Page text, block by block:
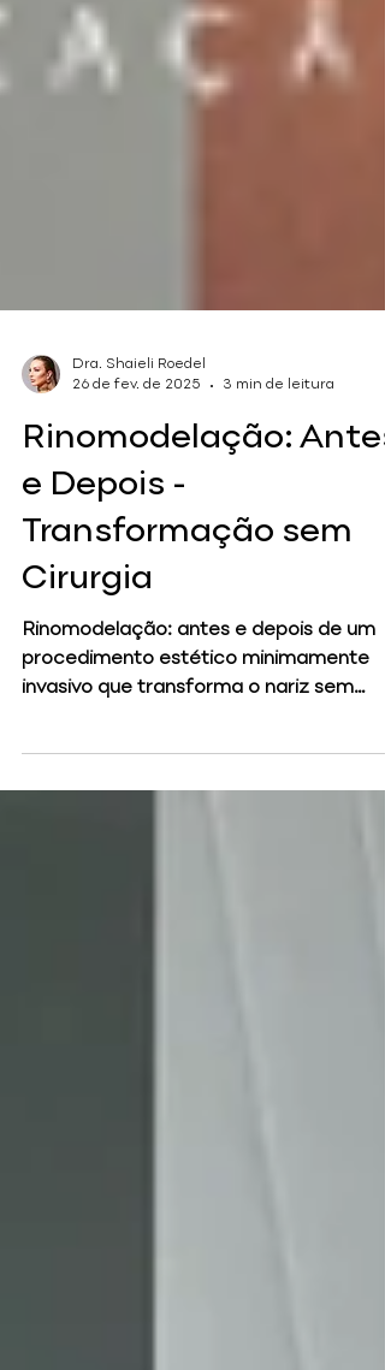
Dra. Shaieli Roedel
26 de fev. de 2025
3 min de leitura
Rinomodelação: Antes
e Depois -
Transformação sem
Cirurgia
Rinomodelação: antes e depois de um
invasivo que transforma o nariz sem